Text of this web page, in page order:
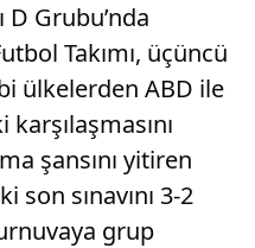
D Grubu’nda
Takımı, üçüncü
ülkelerden ABD ile
şansını yitiren
sınavını 3-2
grup